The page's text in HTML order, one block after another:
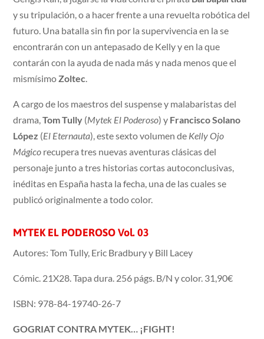
y su tripulación, o a hacer frente a una revuelta robótica del
futuro. Una batalla sin fin por la supervivencia en la se
encontrarán con un antepasado de Kelly y en la que
contarán con la ayuda de nada más y nada menos que el
mismísimo Zoltec
A cargo de los maestros del suspense y malabaristas del
drama,Tom Tully (Mytek El Poderoso) y Francisco Solano
López (El Eternauta), este sexto volumen de Kelly Ojo
Mágico recupera tres nuevas aventuras clásicas del
personaje junto a tres historias cortas autoconclusivas,
inéditas en España hasta la fecha, una de las cuales se
publicó originalmente a todo color.
MYTEK EL PODEROSO Vol. 03
Autores: Tom Tully, Eric Bradbury y Bill Lacey
Cómic. 21X28. Tapa dura. 256 págs. B/N y color. 31,90€
ISBN: 978-84-19740-26-7
GOGRIAT CONTRA MYTEK… ¡FIGHT!